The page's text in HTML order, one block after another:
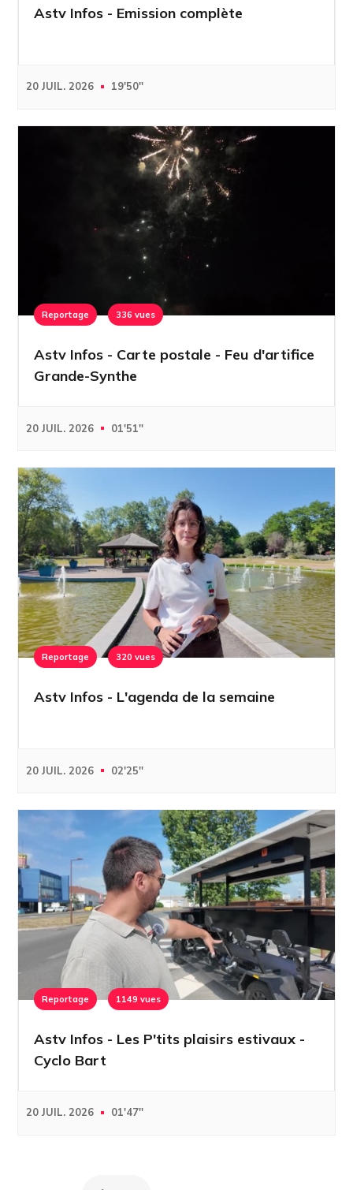
Astv Infos - Emission complète
20 JUIL. 2026 19'50''
Reportage 336 vues
Astv Infos - Carte postale - Feu d'artifice
Grande-Synthe
20 JUIL. 2026 01'51''
Reportage 320 vues
Astv Infos - L'agenda de la semaine
20 JUIL. 2026 02'25''
Reportage 1149 vues
Astv Infos - Les P'tits plaisirs estivaux -
Cyclo Bart
20 JUIL. 2026 01'47''